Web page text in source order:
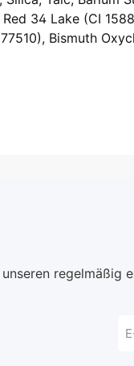
34 Lake (CI
Bismuth
regelmäßig